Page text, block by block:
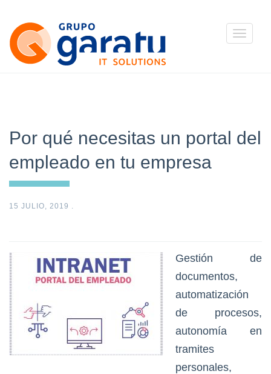
Toggle
Por qué necesitas un portal del
empleado en tu empresa
15 JULIO, 2019 .
Gestión de
documentos,
automatización
de procesos,
autonomía en
tramites
personales,